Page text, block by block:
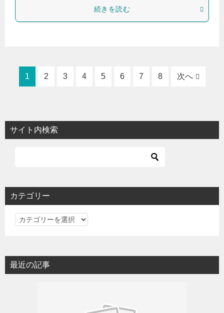
続きを読む
1 2 3 4 5 6 7 8 次へ
サイト内検索
カテゴリー
カ
リ
ー
最近の記事